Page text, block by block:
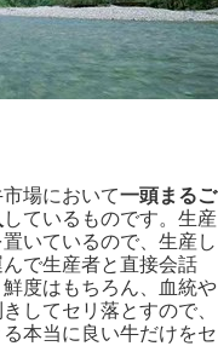
場において一頭まるご
しているものです。生産
いているので、生産し
で生産者と直接会話
度はもちろん、血統や
してセリ落とすので、
本当に良い牛だけをセ